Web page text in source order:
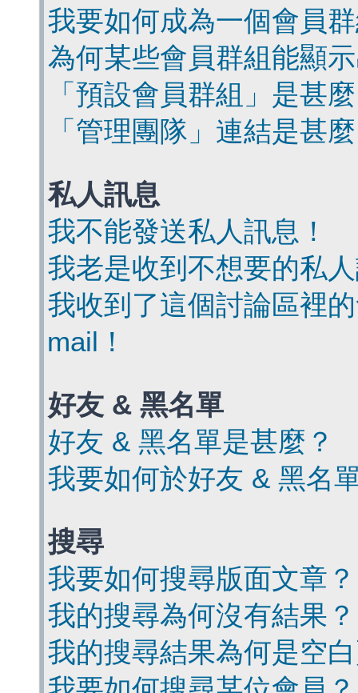
我要如何成為一個會員
為何某些會員群組能顯
「預設會員群組」是甚
「管理團隊」連結是甚
私人訊息
我不能發送私人訊息！
我老是收到不想要的私
我收到了這個討論區裡
mail！
好友 & 黑名單
好友 & 黑名單是甚麼？
我要如何於好友 & 黑名
搜尋
我要如何搜尋版面文章？
我的搜尋為何沒有結果？
我的搜尋結果為何是空